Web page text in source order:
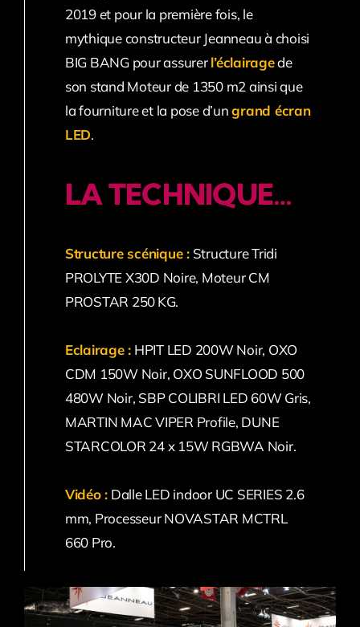
2019 et pour la première fois, le
mythique constructeur Jeanneau à choisi
BIG BANG pour assurerl’éclairagede
son stand Moteur de 1350 m2 ainsi que
la fourniture et la pose d’ungrand écran
LED.
LA TECHNIQUE…
Structure scénique :Structure Tridi
PROLYTE X30D Noire, Moteur CM
PROSTAR 250 KG.
Eclairage : HPIT LED 200W Noir, OXO
CDM 150W Noir, OXO SUNFLOOD 500
480W Noir, SBP COLIBRI LED 60W Gris,
MARTIN MAC VIPER Profile, DUNE
STARCOLOR 24 x 15W RGBWA Noir.
Vidéo : Dalle LED indoor UC SERIES 2.6
mm, Processeur NOVASTAR MCTRL
660 Pro.